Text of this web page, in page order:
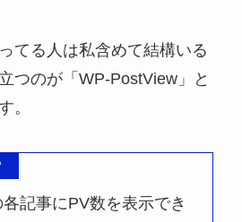
てる人は私含めて結構いる
つのが「WP-PostView」と
。
記事にPV数を表示でき